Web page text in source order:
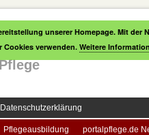
Datenschutzerklärung
Pflegeausbildung portalpflege.de
unserer Homepage. Mit der
Cookies verwenden.Weitere